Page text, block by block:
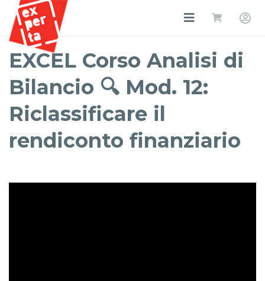
EXCEL Corso Analisi di
Bilancio 🔍 Mod. 12:
Riclassificare il
rendiconto finanziario